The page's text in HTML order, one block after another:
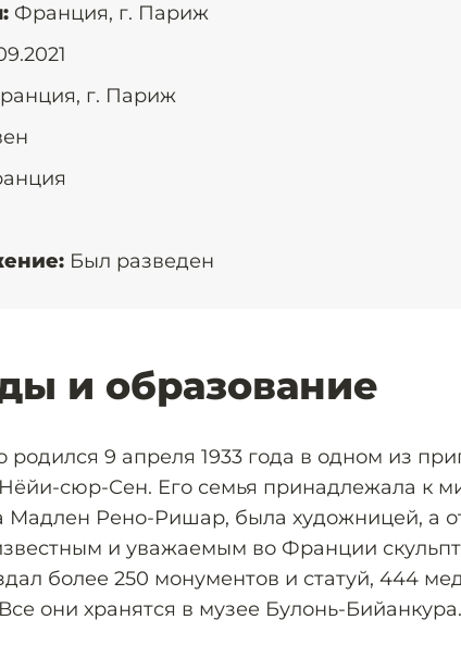
Франция, г. Париж
г. Париж
Был разведен
и образование
9 апреля 1933 года в одном из
сюр-Сен. Его семья принадлежала к
Мадлен Рено-Ришар, была художницей, а
и уважаемым во Франции
более 250 монументов и статуй, 444
они хранятся в музее Булонь-Бийанкура.